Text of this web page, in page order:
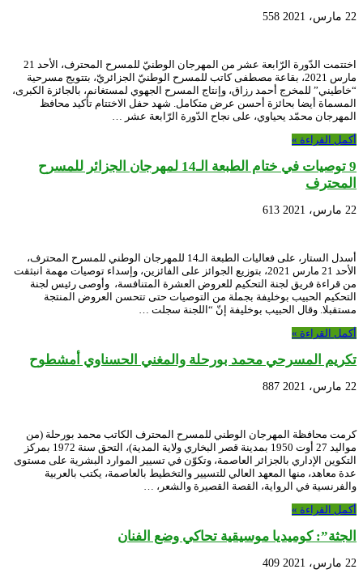
22 مارس، 2021 558
اختتمت الدّورة الرّابعة عشر من المهرجان الوطنيّ للمسرح المحترف، الأحد 21
مارس 2021، بقاعة مصطفى كاتب للمسرح الوطنيّ الجزائريّ، بتتويج مسرحية
“خاطيني” للمخرج أحمد رزاق، وإنتاج المسرح الجهوي لمستغانم، بالجائزة الكبرى،
المسماة أيضا بحائزة أحسن عرض متكامل. شهد حفل الاختتام تأكيد محافظ
المهرجان محمّد يحياوي، على نجاح الدّورة الرّابعة عشر …
أكمل القراءة »
9 توصيات في ختام الطبعة الـ14 لمهرجان الجزائر للمسرح
المحترف
22 مارس، 2021 613
أسدل الستار، على فعاليات الطبعة الـ14 للمهرجان الوطني للمسرح المحترف،
الأحد 21 مارس 2021، بتوزيع الجوائز على الفائزين، وإسداء توصيات مهمة انبثقت
من قراءة فريق لجنة التحكيم للعروض العشرة المتنافسة، وأوصى رئيس لجنة
التحكيم الحبيب بوخليفة بجملة من التوصيات حتى تتحسن العروض المنتجة
مستقبلا. وقال الحبيب بوخليفة إنّ “اللجنة سجلت …
أكمل القراءة »
تكريم المسرحي محمد بورحلة والمغني الحسناوي أمشطوح
22 مارس، 2021 887
كرمت محافظة المهرجان الوطني للمسرح المحترف الكاتب محمد بورحلة (من
مواليد 27 أوت 1950 بمدينة قصر البخاري ولاية المدية)، التحق سنة 1972 بمركز
التكوين الإداري بالجزائر العاصمة، وتكوّن في تسيير الموارد البشرية على مستوى
عدة معاهد، منها المعهد العالي للتسيير والتخطيط بالعاصمة، يكتب بالعربية
والفرنسية في الرواية، القصة القصيرة والشعر، …
أكمل القراءة »
الجثة”: كوميديا موسيقية تحاكي وضع الفنان
22 مارس، 2021 409